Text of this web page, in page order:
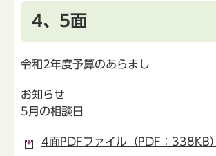
4、5面
令和2年度予算のあらまし
お知らせ
5月の相談日
4面PDFファイル（PDF：338KB）